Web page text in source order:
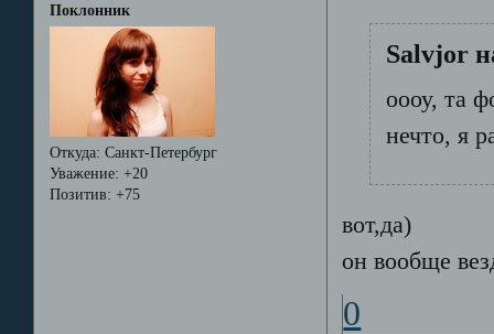
Поклонник
Откуда: Санкт-Петербург
Уважение: +20
Позитив: +75
Salvjor
оооу, та
нечто, я
вот,да)
он вообще
0